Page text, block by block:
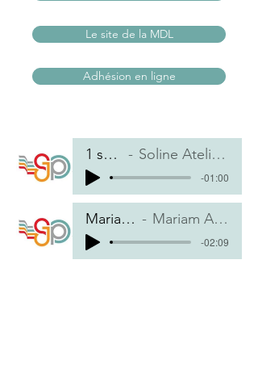
Le site de la MDL
Adhésion en ligne
1 soline Soline Atelier SLAM
-01:00
Mariam Slam Mariam Atelier SLAM
-02:09